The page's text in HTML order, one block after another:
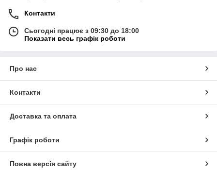
Контакти
Сьогодні працює з 09:30 до 18:00
Показати весь графік роботи
Про нас
Контакти
Доставка та оплата
Графік роботи
Повна версія сайту